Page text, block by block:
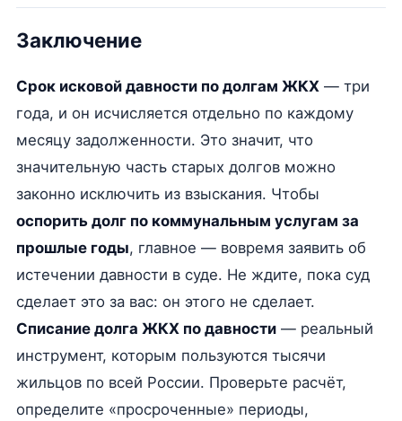
Заключение
Срок исковой давности по долгам ЖКХ— три
года, и он исчисляется отдельно по каждому
месяцу задолженности. Это значит, что
значительную часть старых долгов можно
законно исключить из взыскания. Чтобы
оспорить долг по коммунальным услугам за
прошлые годы, главное — вовремя заявить об
истечении давности в суде. Не ждите, пока суд
сделает это за вас: он этого не сделает.
Списание долга ЖКХ по давности— реальный
инструмент, которым пользуются тысячи
жильцов по всей России. Проверьте расчёт,
определите «просроченные» периоды,